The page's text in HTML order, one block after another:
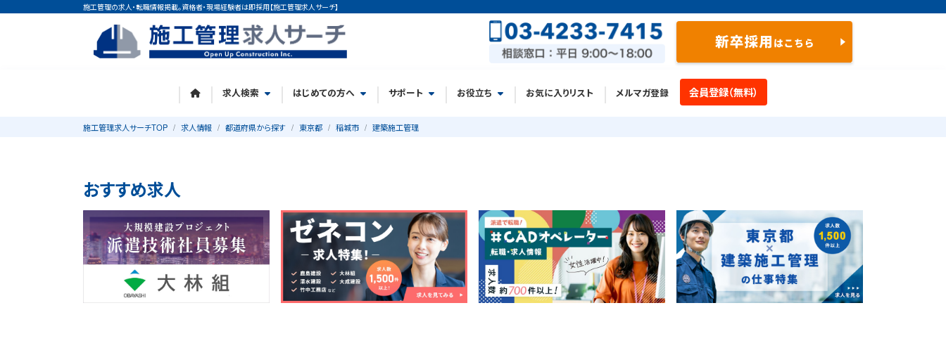
施工管理の求人・転職情報掲載。資格者・現場経験者は即採用【施工管理求人サーチ】
求人検索 はじめての方へ サポート お役立ち お気に入りリスト メルマガ登録 会員登録（無料）
施工管理求人サーチTOP 求人情報 都道府県から探す 東京都 稲城市 建築施工管理
おすすめ求人